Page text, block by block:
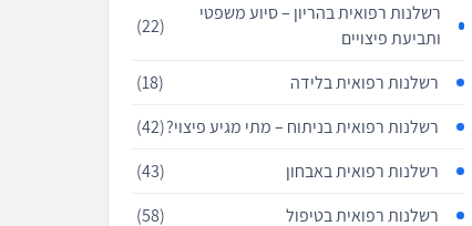
רשלנות רפואית בהריון – סיוע משפטי
ותביעת פיצויים
(22)
רשלנות רפואית בלידה
(18)
רשלנות רפואית בניתוח – מתי מגיע פיצוי?(42)
רשלנות רפואית באבחון
(43)
רשלנות רפואית בטיפול
(58)